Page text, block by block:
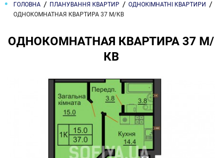
ГОЛОВНА ПЛАНУВАННЯ КВАРТИР
ОДНОКІМНАТНІ КВАРТИРИ
ОДНОКОМНАТНАЯ КВАРТИРА 37 М/КВ
ОДНОКОМНАТНАЯ КВАРТИРА 37 М/
КВ